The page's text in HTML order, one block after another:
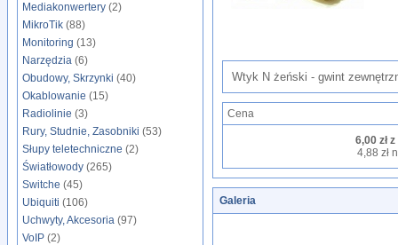
Mediakonwertery (2)
MikroTik (88)
Monitoring (13)
Narzędzia (6)
Obudowy, Skrzynki (40)
Okablowanie (15)
Radiolinie (3)
Rury, Studnie, Zasobniki (53)
Słupy teletechniczne (2)
Światłowody (265)
Switche (45)
Ubiquiti (106)
Uchwyty, Akcesoria (97)
VoIP (2)
Wtyk N żeński - gwint
Cena
6,00 zł z
4,88 zł
Galeria